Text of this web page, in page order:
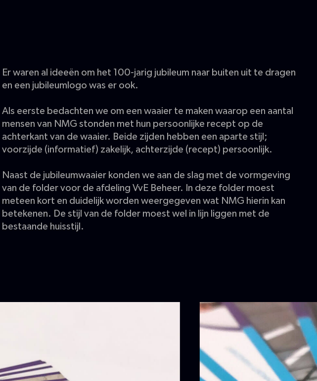
Er waren al ideeën om het 100-jarig jubileum naar buiten uit te dragen
en een jubileumlogo was er ook.
Als eerste bedachten we om een waaier te maken waarop een aantal
mensen van NMG stonden met hun persoonlijke recept op de
achterkant van de waaier. Beide zijden hebben een aparte stijl;
voorzijde (informatief) zakelijk, achterzijde (recept) persoonlijk.
Naast de jubileumwaaier konden we aan de slag met de vormgeving
van de folder voor de afdeling VvE Beheer. In deze folder moest
meteen kort en duidelijk worden weergegeven wat NMG hierin kan
betekenen. De stijl van de folder moest wel in lijn liggen met de
bestaande huisstijl.